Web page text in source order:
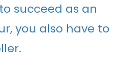
succeed as an
you also have to